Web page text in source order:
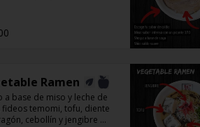
Ramen
a base de miso y leche de
fideos temomi, tofu, diente
cebollín y jengibre